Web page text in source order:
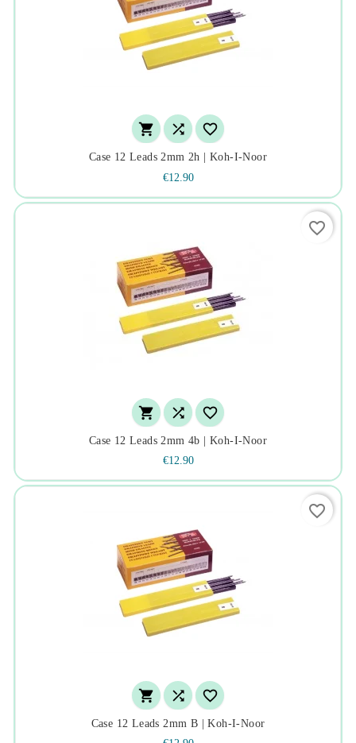
  
Case 12 Leads 2mm 2h | Koh-I-Noor
€12.90
  
Case 12 Leads 2mm 4b | Koh-I-Noor
€12.90
favorite_border
  
Case 12 Leads 2mm B | Koh-I-Noor
favorite_border